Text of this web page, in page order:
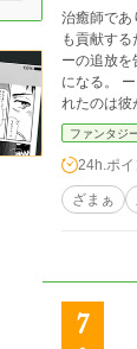
治癒師でありながら
も貢献するために自分自身を鍛え
ーの追放を告げられてしまう。 ……けれども、
になる。 ーーー 鍛えていたラウストの実力は冒険者の中でもトップクラスのものになっており、自分たちのパーティーが一流と呼ば
れたのは彼がいたからだったとい
認めてくれ
ファンタジ
24h.ポイ
ざまぁ
7